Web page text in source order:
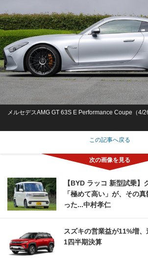
メルセデスAMG GT 63S E Performance Coupe（4/26
この記事へ戻る
【BYD ラッコ 新型試乗
「極めて高い」が、その
った...中村孝仁
スズキの営業益が11%増
1四半期決算